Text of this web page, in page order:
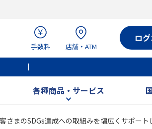
手数料 店舗・ATM
ロ
各種商品・サービス
さまのSDGs達成への取組みを幅広くサポート